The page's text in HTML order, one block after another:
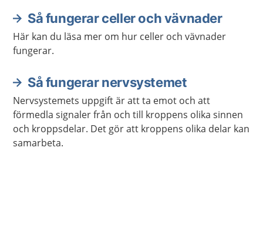
Så fungerar celler och vävnader
Här kan du läsa mer om hur celler och vävnader
fungerar.
Så fungerar nervsystemet
Nervsystemets uppgift är att ta emot och att
förmedla signaler från och till kroppens olika sinnen
och kroppsdelar. Det gör att kroppens olika delar kan
samarbeta.